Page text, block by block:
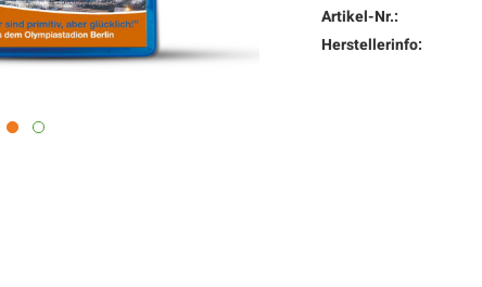
Artikel-Nr.:
Herstellerinfo: